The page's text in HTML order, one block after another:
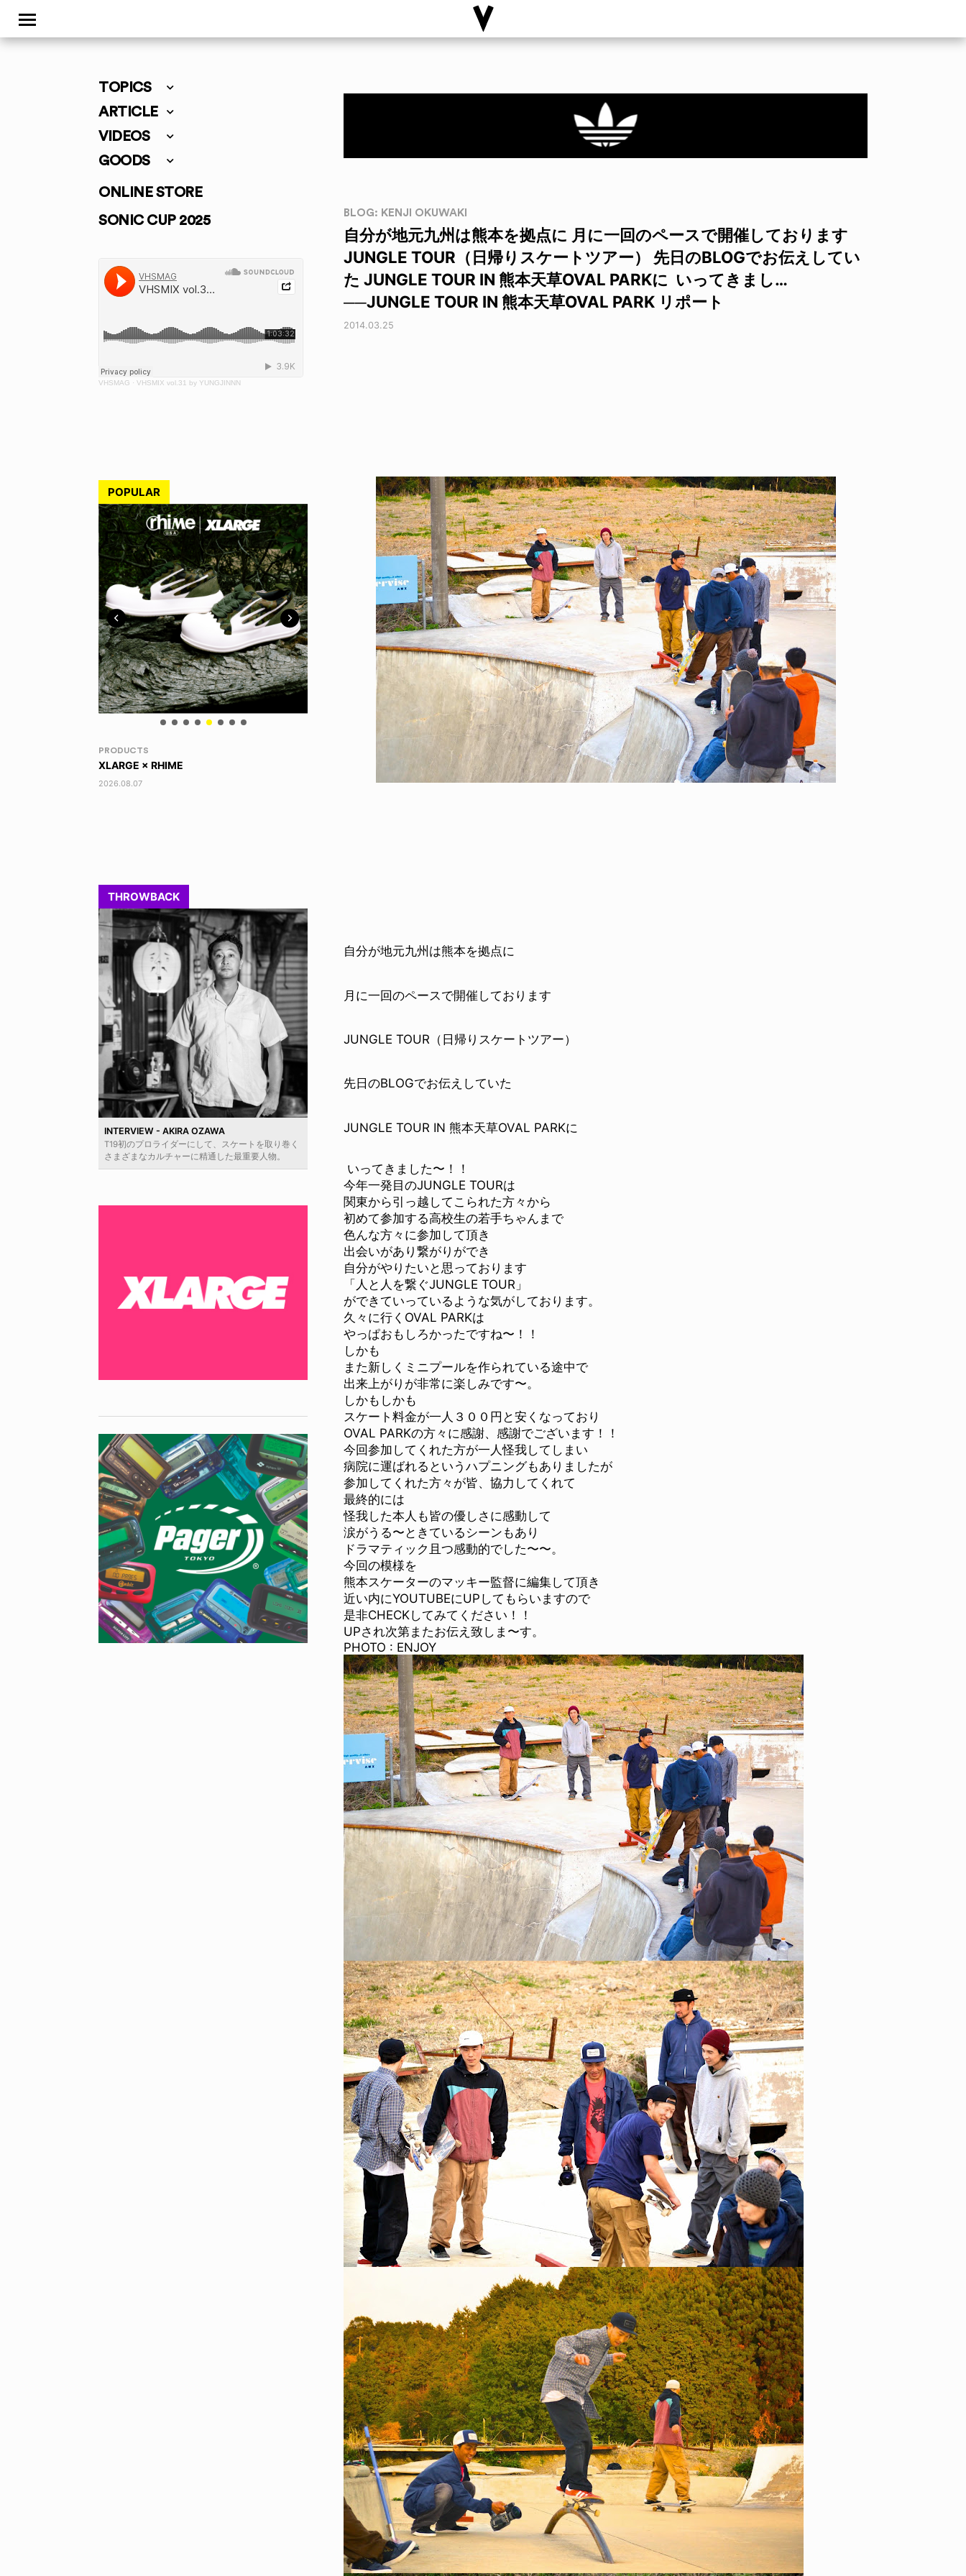
TOPICS
ARTICLE
VIDEOS
GOODS
ONLINE STORE
SONIC CUP 2025
VHSMAG · VHSMIX vol.31 by YUNGJINNN
POPULAR
RANDOM
DINOSAUR JR.
2026.08.06
AKIRA OZAWA / 尾澤 彰
VOICE OF FREEDOM
TONY ALVA (ENGLISH)
2026.08.07
ID
IZURU NAGAHARA / 永原依弦
2026.08.05
THROWBACK
INTERVIEW - AKIRA OZAWA
T19初のプロライダーにして、スケートを取り巻く
さまざまなカルチャーに精通した最重要人物。
BLOG: KENJI OKUWAKI
自分が地元九州は熊本を拠点に 月に一回のペースで開催しております
JUNGLE TOUR（日帰りスケートツアー） 先日のBLOGでお伝えしてい
た JUNGLE TOUR IN 熊本天草OVAL PARKに いってきまし…
──JUNGLE TOUR IN 熊本天草OVAL PARK リポート
2014.03.25
自分が地元九州は熊本を拠点に
月に一回のペースで開催しております
JUNGLE TOUR（日帰りスケートツアー）
先日のBLOGでお伝えしていた
JUNGLE TOUR IN 熊本天草OVAL PARKに
いってきました〜！！
今年一発目のJUNGLE TOURは
関東から引っ越してこられた方々から
初めて参加する高校生の若手ちゃんまで
色んな方々に参加して頂き
出会いがあり繋がりができ
自分がやりたいと思っております
「人と人を繋ぐJUNGLE TOUR」
ができていっているような気がしております。
久々に行くOVAL PARKは
やっぱおもしろかったですね〜！！
しかも
また新しくミニプールを作られている途中で
出来上がりが非常に楽しみです〜。
しかもしかも
スケート料金が一人３００円と安くなっており
OVAL PARKの方々に感謝、感謝でございます！！
今回参加してくれた方が一人怪我してしまい
病院に運ばれるというハプニングもありましたが
参加してくれた方々が皆、協力してくれて
最終的には
怪我した本人も皆の優しさに感動して
涙がうる〜ときているシーンもあり
ドラマティック且つ感動的でした〜〜。
今回の模様を
熊本スケーターのマッキー監督に編集して頂き
近い内にYOUTUBEにUPしてもらいますので
是非CHECKしてみてください！！
UPされ次第またお伝え致しま〜す。
PHOTO : ENJOY